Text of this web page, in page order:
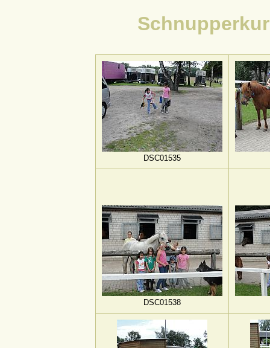
DSC01535
DSC01538